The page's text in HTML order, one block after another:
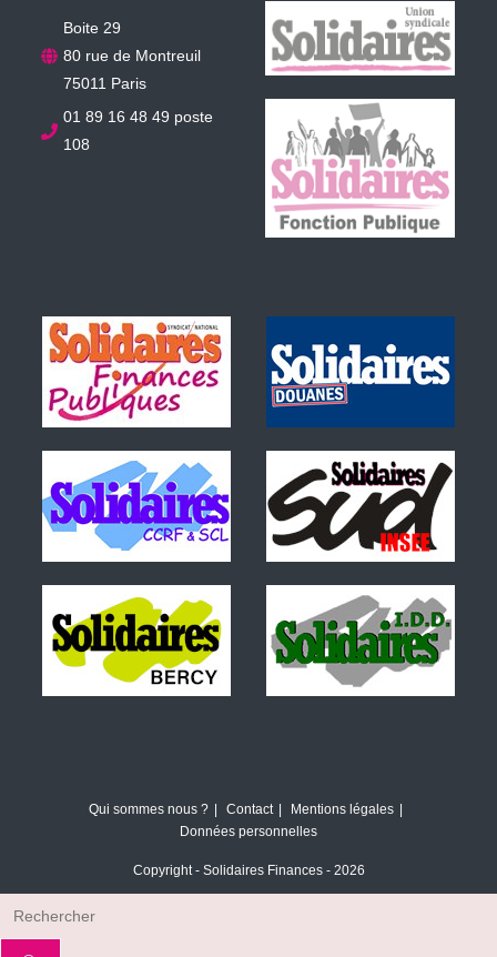
Boite 29
80 rue de Montreuil
75011 Paris
01 89 16 48 49 poste
108
Qui sommes nous ? Contact
Mentions légales
Données personnelles
Copyright - Solidaires Finances - 2026
Rechercher
sur